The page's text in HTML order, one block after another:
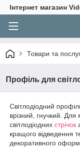
Інтернет магазин
Товари та
Профіль для
Світлодіодний
врізний, гнучкий.
світлодіодних стрічок
кращого відведення
декоративного